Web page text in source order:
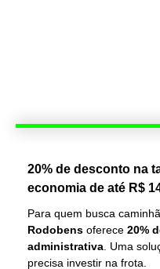
20% de desconto na
economia de até R$
Para quem busca
Rodobens oferece 20%
administrativa . Uma
precisa investir na frota.